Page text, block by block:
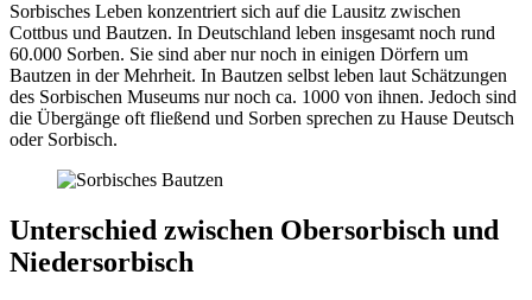
Sorbisches Leben konzentriert sich auf die Lausitz zwischen
Cottbus und Bautzen. In Deutschland leben insgesamt noch rund
60.000 Sorben. Sie sind aber nur noch in einigen Dörfern um
Bautzen in der Mehrheit. In Bautzen selbst leben laut Schätzungen
des Sorbischen Museums nur noch ca. 1000 von ihnen. Jedoch sind
die Übergänge oft fließend und Sorben sprechen zu Hause Deutsch
oder Sorbisch.
Unterschied zwischen Obersorbisch und
Niedersorbisch